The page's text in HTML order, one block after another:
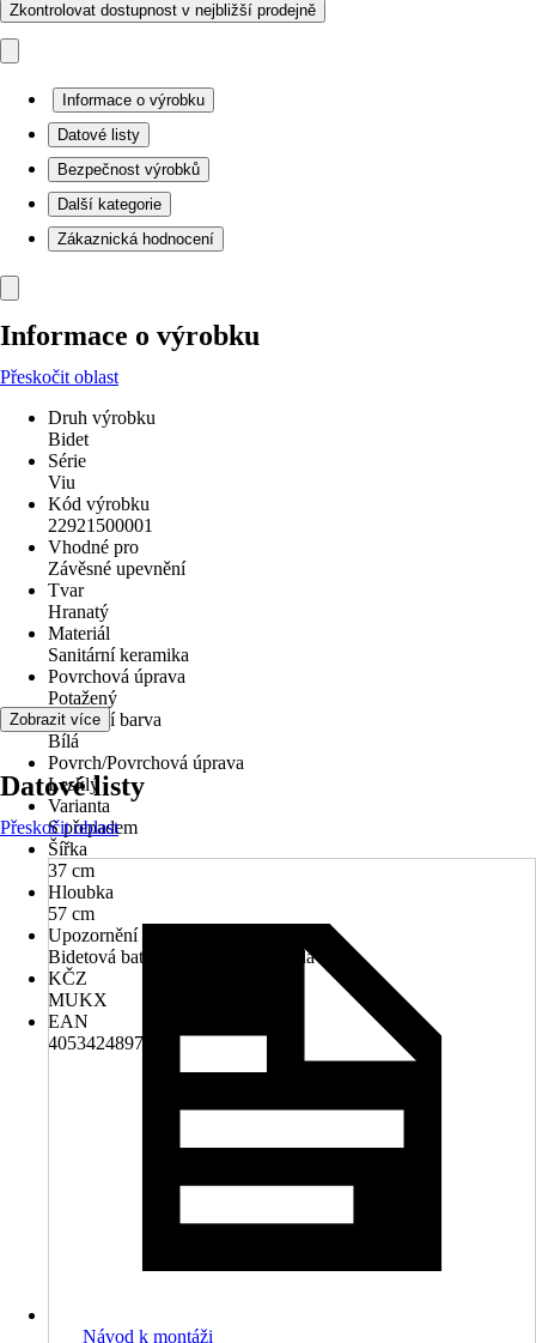
Zkontrolovat dostupnost v nejbližší prodejně
Informace o výrobku
Datové listy
Bezpečnost výrobků
Další kategorie
Zákaznická hodnocení
Informace o výrobku
Přeskočit oblast
Druh výrobku
Bidet
Série
Viu
Kód výrobku
22921500001
Vhodné pro
Závěsné upevnění
Tvar
Hranatý
Materiál
Sanitární keramika
Povrchová úprava
Potažený
Základní barva
Bílá
Povrch/Povrchová úprava
Lesklý
Varianta
S přepadem
Šířka
37 cm
Hloubka
57 cm
Upozornění
Bidetová baterie není součástí dodávky.
KČZ
MUKX
EAN
4053424897578
Zobrazit více
Datové listy
Přeskočit oblast
Návod k montáži